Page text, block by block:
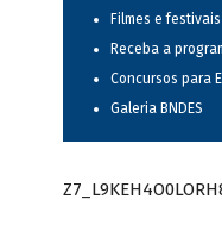
Filmes e
Receba a
Concursos para
Galeria BNDES